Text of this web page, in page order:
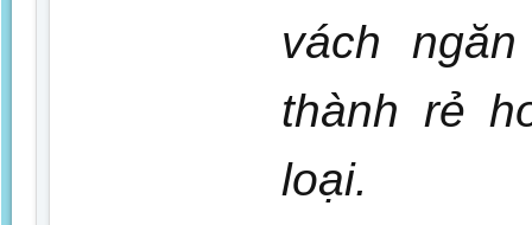
vách
thành rẻ
loại.